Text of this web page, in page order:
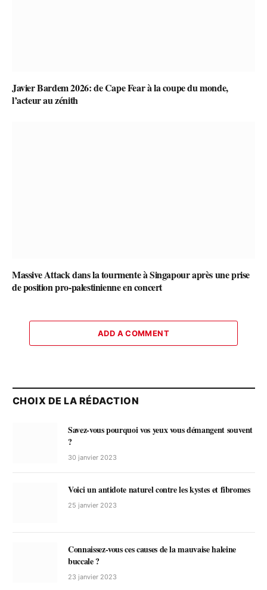
Javier Bardem 2026: de Cape Fear à la coupe du monde,
l’acteur au zénith
Massive Attack dans la tourmente à Singapour après une prise
de position pro-palestinienne en concert
ADD A COMMENT
CHOIX DE LA RÉDACTION
Savez-vous pourquoi vos yeux vous démangent souvent
?
30 janvier 2023
Voici un antidote naturel contre les kystes et fibromes
25 janvier 2023
Connaissez-vous ces causes de la mauvaise haleine
buccale ?
23 janvier 2023